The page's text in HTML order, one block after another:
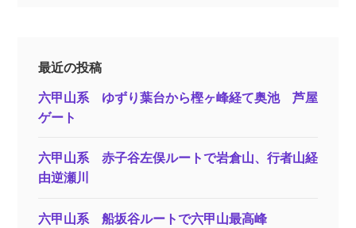
最近の投稿
六甲山系 ゆずり葉台から樫ヶ峰経て奥池 芦屋
ゲート
六甲山系 赤子谷左俣ルートで岩倉山、行者山経
由逆瀬川
六甲山系 船坂谷ルートで六甲山最高峰